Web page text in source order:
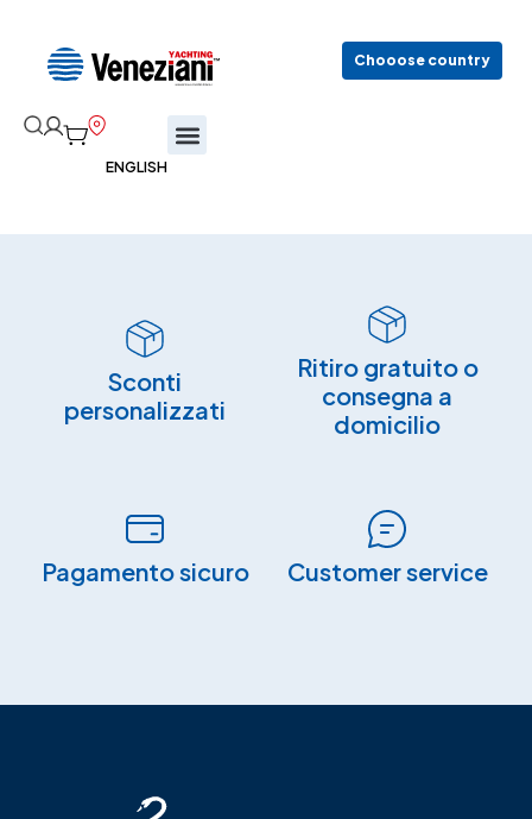
Chooose country
Sconti
personalizzati
Ritiro gratuito o
consegna a
domicilio
Pagamento sicuro​ Customer service